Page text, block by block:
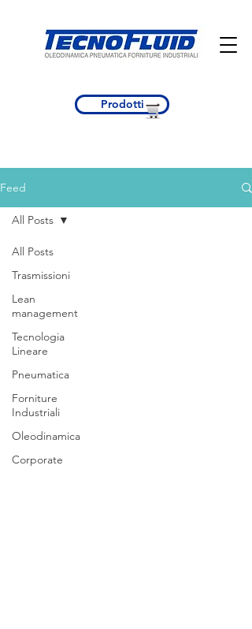
Prodotti
Feed
All Posts
Trasmissioni
Lean
management
Tecnologia
Lineare
Pneumatica
Forniture
Industriali
Oleodinamica
Corporate
All Posts